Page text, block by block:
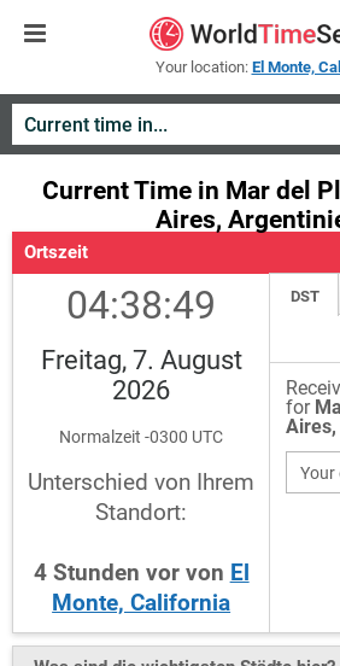
Your location: El Monte,
Current Time in Mar del
Aires,
Ortszeit
04:38:49
Freitag, 7. August
2026
Normalzeit -0300 UTC
Unterschied von Ihrem
Standort:
4 Stunden vor von El
Monte, California
DST
for